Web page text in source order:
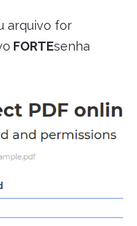
arquivo for
FORTEsenha